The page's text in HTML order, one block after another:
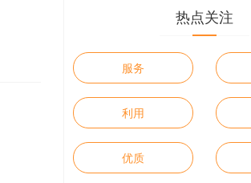
热点关注
服务
利用
优质